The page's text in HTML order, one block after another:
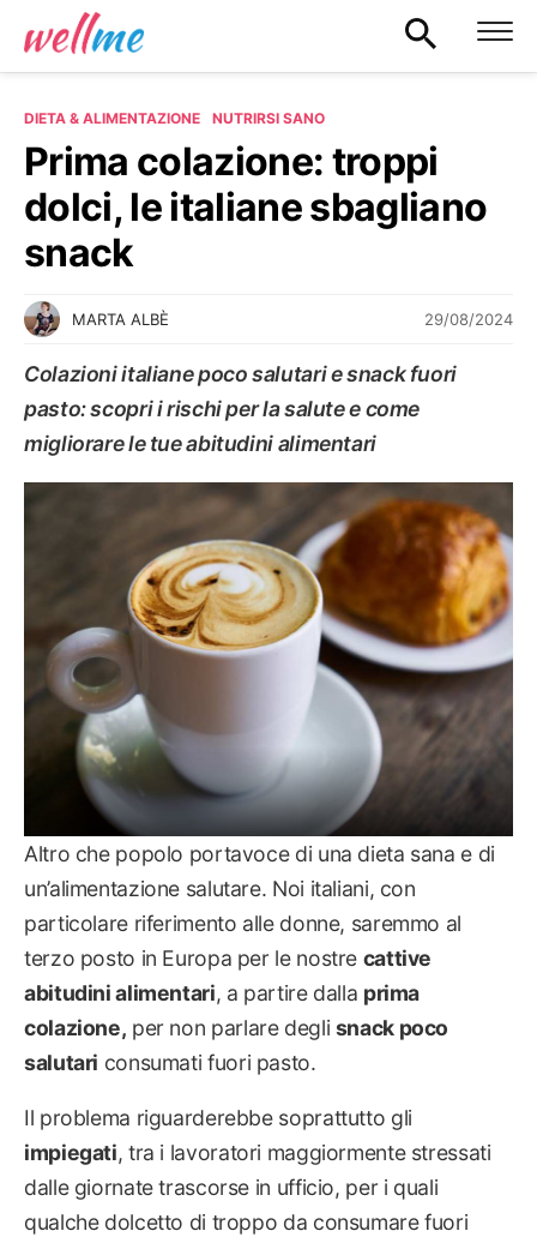
DIETA & ALIMENTAZIONE NUTRIRSI SANO
Prima colazione: troppi
dolci, le italiane sbagliano
snack
MARTA ALBÈ 29/08/2024
Colazioni italiane poco salutari e snack fuori
pasto: scopri i rischi per la salute e come
migliorare le tue abitudini alimentari
NUTRIRSI SANO
Altro che popolo portavoce di una dieta sana e di
un’alimentazione salutare. Noi italiani, con
particolare riferimento alle donne, saremmo al
terzo posto in Europa per le nostre cattive
abitudini alimentari, a partire dalla prima
colazione, per non parlare degli snack poco
salutari consumati fuori pasto.
Il problema riguarderebbe soprattutto gli
impiegati, tra i lavoratori maggiormente stressati
dalle giornate trascorse in ufficio, per i quali
qualche dolcetto di troppo da consumare fuori